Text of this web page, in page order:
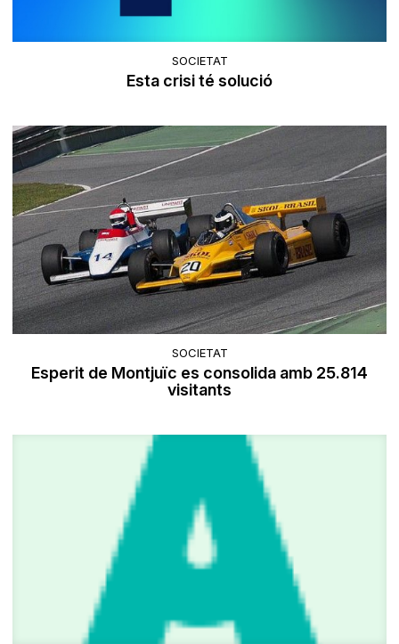
SOCIETAT
Esta crisi té solució
SOCIETAT
Esperit de Montjuïc es consolida amb 25.814
visitants